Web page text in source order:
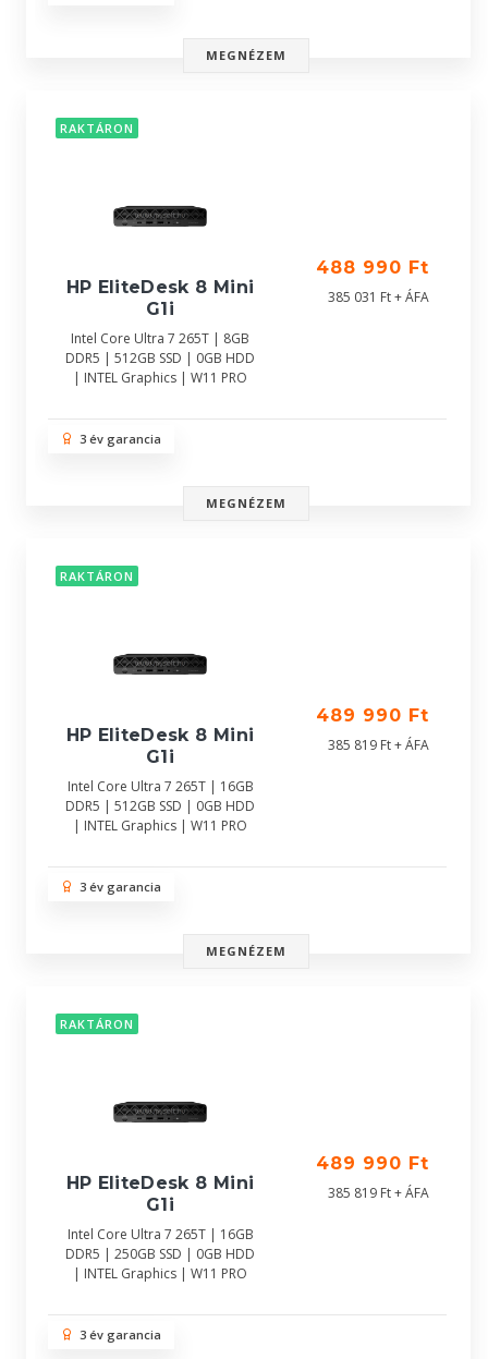
MEGNÉZEM
RAKTÁRON
HP EliteDesk 8 Mini
G1i
Intel Core Ultra 7 265T | 8GB
DDR5 | 512GB SSD | 0GB HDD
| INTEL Graphics | W11 PRO
488 990 Ft
385 031 Ft + ÁFA
3 év garancia
MEGNÉZEM
RAKTÁRON
HP EliteDesk 8 Mini
G1i
Intel Core Ultra 7 265T | 16GB
DDR5 | 512GB SSD | 0GB HDD
| INTEL Graphics | W11 PRO
489 990 Ft
385 819 Ft + ÁFA
3 év garancia
MEGNÉZEM
RAKTÁRON
HP EliteDesk 8 Mini
G1i
Intel Core Ultra 7 265T | 16GB
DDR5 | 250GB SSD | 0GB HDD
| INTEL Graphics | W11 PRO
489 990 Ft
385 819 Ft + ÁFA
3 év garancia